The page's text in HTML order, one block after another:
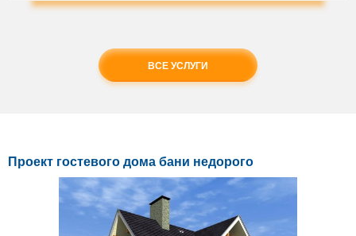
ВСЕ УСЛУГИ
Проект гостевого дома бани недорого